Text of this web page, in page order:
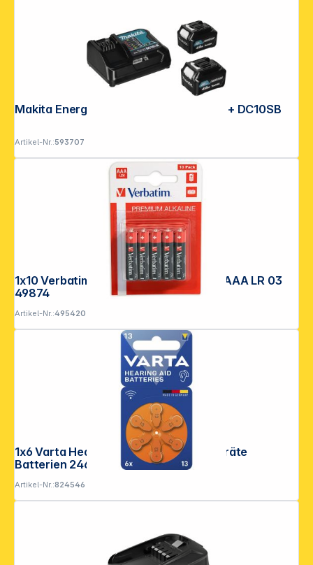
Makita Energy Kit 197641-2 2x BL1041B + DC10SB
Artikel-Nr.:593707
1x10 Verbatim Alkaline Batterie Micro AAA LR 03
49874
Artikel-Nr.:495420
1x6 Varta Hearing Aid Batter. 13 Hörgeräte
Batterien 24606101416
Artikel-Nr.:824546